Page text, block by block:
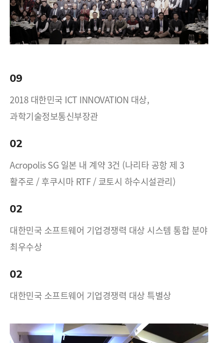
09
2018 대한민국 ICT INNOVATION 대상,
과학기술정보통신부장관
02
Acropolis SG 일본 내 계약 3건 (나리타 공항 제 3
활주로 / 후쿠시마 RTF / 쿄토시 하수시설관리)
02
대한민국 소프트웨어 기업경쟁력 대상 시스템 통합 분야
최우수상
02
대한민국 소프트웨어 기업경쟁력 대상 특별상